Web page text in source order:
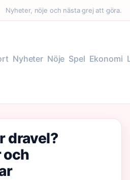
Nyheter, nöje och nästa grej att göra.
Nyheter Nöje Spel Ekonomi
dravel?
och